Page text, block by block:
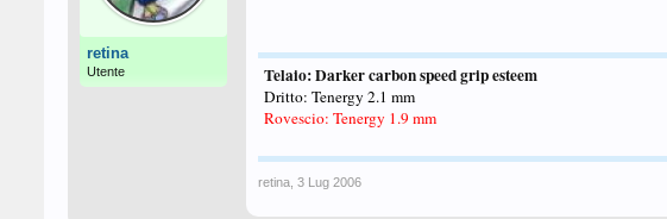
retina
Utente Telaio:Darker carbon speed grip esteem
Dritto: Tenergy 2.1 mm
Rovescio: Tenergy 1.9 mm
retina 3 Lug 2006